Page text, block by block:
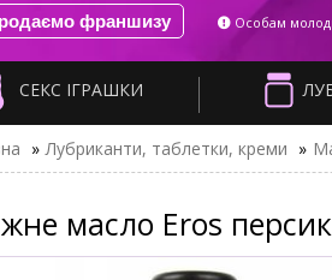
франшизу Особам
СЕКС ІГРАШКИ
» Лубриканти, таблетки, креми »
масло Eros